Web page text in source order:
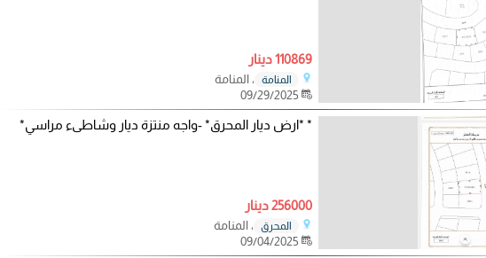
110869 دينار
المنامة
، المنامة
* *ارض ديار المحرق* -واجه منتزة ديار وشاطىء مراسي*
256000 دينار
المحرق
، المنامة